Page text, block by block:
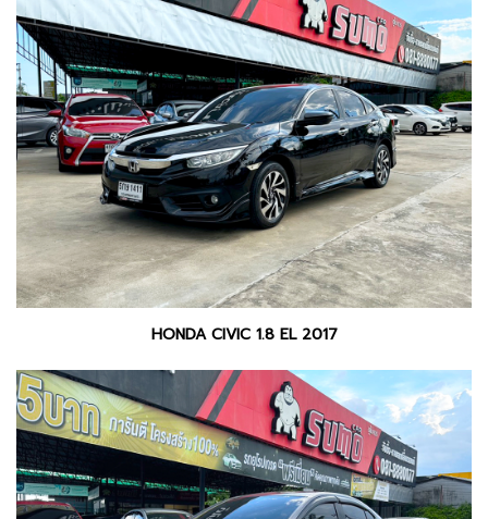
HONDA CIVIC 1.8 EL 2017